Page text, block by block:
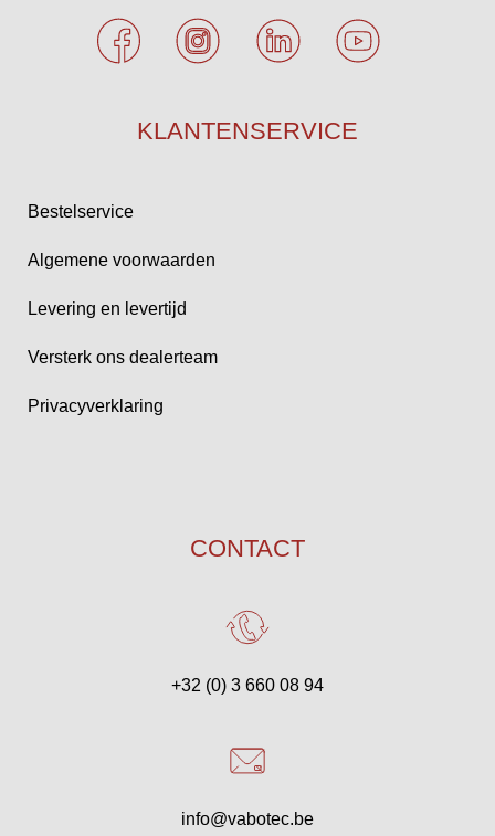
KLANTENSERVICE
Bestelservice
Algemene voorwaarden
Levering en levertijd
Versterk ons dealerteam
Privacyverklaring
CONTACT
+32 (0) 3 660 08 94
info@vabotec.be